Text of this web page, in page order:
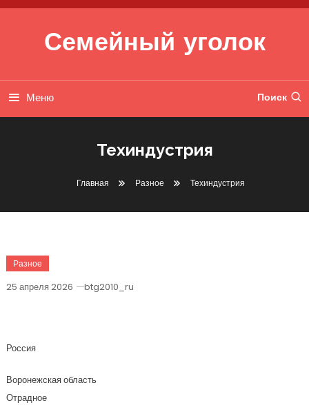
Перейти к содержимому
Семейный уголок
Меню Поиск
Техиндустрия
Главная Разное Техиндустрия
Разное
25 апреля 2026 btg2010_ru
Россия
Воронежская область
Отрадное